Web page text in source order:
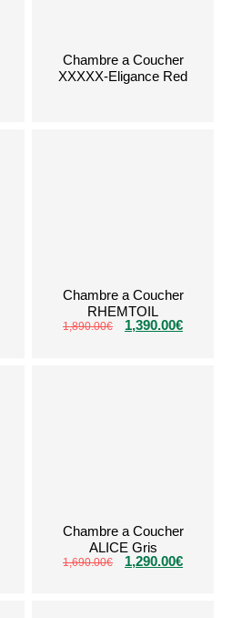
Chambre a Coucher
XXXXX-Eligance Red
Chambre a Coucher
RHEMTOIL
1,890.00€ 1,390.00€
Chambre a Coucher
ALICE Gris
1,690.00€ 1,290.00€